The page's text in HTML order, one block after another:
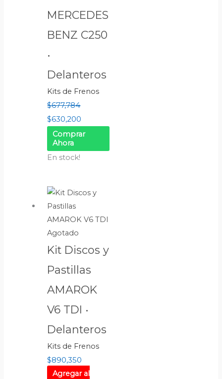
MERCEDES
BENZ C250
•
Delanteros
Kits de Frenos
$677,784
$630,200
Comprar
Ahora
En stock!
Agotado
Kit Discos y
Pastillas
AMAROK
V6 TDI •
Delanteros
Kits de Frenos
$890,350
Agregar al